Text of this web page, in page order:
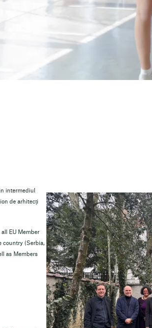
intermediul
de arhitecți
EU Member
country (Serbia,
as Members